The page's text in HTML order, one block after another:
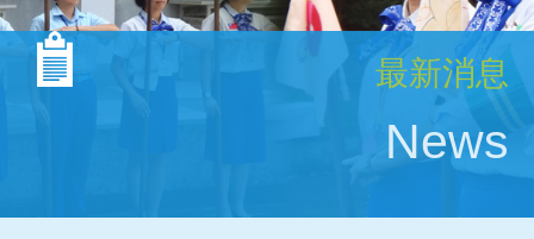
最新消息
News